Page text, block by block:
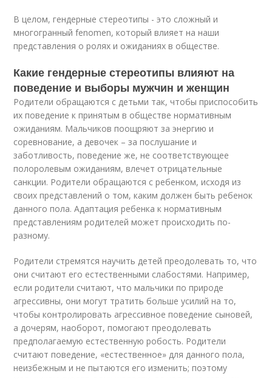
В целом, гендерные стереотипы - это сложный и
многогранный fenomen, который влияет на наши
представления о ролях и ожиданиях в обществе.
Какие гендерные стереотипы влияют на
поведение и выборы мужчин и женщин
Родители обращаются с детьми так, чтобы приспособить
их поведение к принятым в обществе нормативным
ожиданиям. Мальчиков поощряют за энергию и
соревнование, а девочек – за послушание и
заботливость, поведение же, не соответствующее
полоролевым ожиданиям, влечет отрицательные
санкции. Родители обращаются с ребенком, исходя из
своих представлений о том, каким должен быть ребенок
данного пола. Адаптация ребенка к нормативным
представлениям родителей может происходить по-
разному.
Родители стремятся научить детей преодолевать то, что
они считают его естественными слабостями. Например,
если родители считают, что мальчики по природе
агрессивны, они могут тратить больше усилий на то,
чтобы контролировать агрессивное поведение сыновей,
а дочерям, наоборот, помогают преодолевать
предполагаемую естественную робость. Родители
считают поведение, «естественное» для данного пола,
неизбежным и не пытаются его изменить; поэтому